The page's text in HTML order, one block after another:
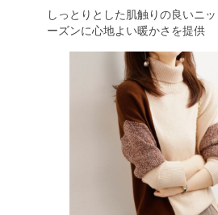
しっとりとした肌触りの良いニ
ーズンに心地よい暖かさを提供